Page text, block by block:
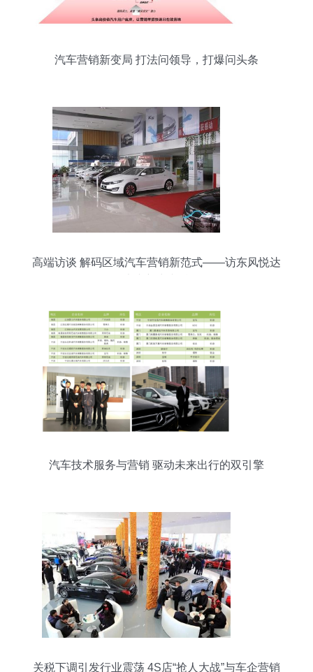
汽车营销新变局 打法问领导，打爆问头条
高端访谈 解码区域汽车营销新范式——访东风悦达
汽车技术服务与营销 驱动未来出行的双引擎
关税下调引发行业震荡 4S店“抢人大战”与车企营销